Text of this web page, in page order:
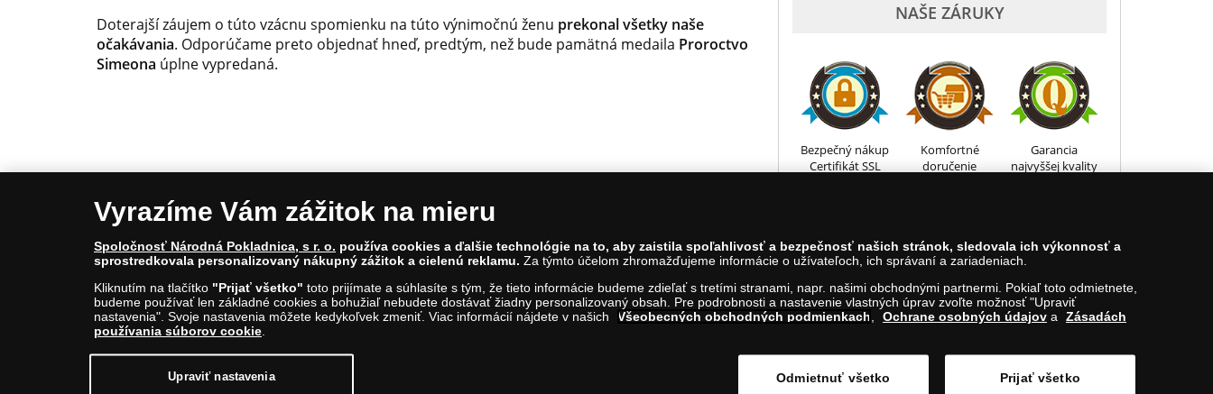
Doterajší záujem o túto vzácnu spomienku na túto výnimočnú ženu prekonal všetky naše
očakávania. Odporúčame preto objednať hneď, predtým, než bude pamätná medaila Proroctvo
Simeona úplne vypredaná.
NAŠE ZÁRUKY
Bezpečný nákup
Certifikát SSL
Komfortné
doručenie
Garancia
najvyššej kvality
Hore
© Copyright 2026 - Národná Pokladnica, s. r. o.; Námestie Mateja Korvína 1, Bratislava 811 07, Tel.: 0850 606 009
E-mail: info@narodnapokladnica.sk, www.narodnapokladnica.sk; IČO: 45 480 206, DIČ: SK2023004302
Vyrazíme Vám zážitok na mieru
Spoločnosť Národná Pokladnica, s r. o. používa cookies a ďalšie technológie na to, aby zaistila spoľahlivosť a bezpečnosť našich stránok, sledovala ich výkonnosť a
sprostredkovala personalizovaný nákupný zážitok a cielenú reklamu. Za týmto účelom zhromažďujeme informácie o užívateľoch, ich správaní a zariadeniach.
Kliknutím na tlačítko "Prijať všetko" toto prijímate a súhlasíte s tým, že tieto informácie budeme zdieľať s tretími stranami, napr. našimi obchodnými partnermi. Pokiaľ toto odmietnete,
budeme používať len základné cookies a bohužiaľ nebudete dostávať žiadny personalizovaný obsah. Pre podrobnosti a nastavenie vlastných úprav zvoľte možnosť "Upraviť
nastavenia". Svoje nastavenia môžete kedykoľvek zmeniť. Viac informácií nájdete v našich
Všeobecných obchodných podmienkach Ochrane osobných údajov a
Zásadách
používania súborov cookie
Upraviť nastavenia Odmietnuť všetko Prijať všetko